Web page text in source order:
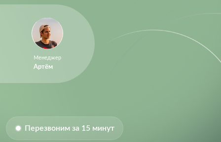
Supply Voltage (DC):
Supply Voltage (Max):
Supply Voltage (Min):
Менеджер
Артём
Перезвоним за 15 минут